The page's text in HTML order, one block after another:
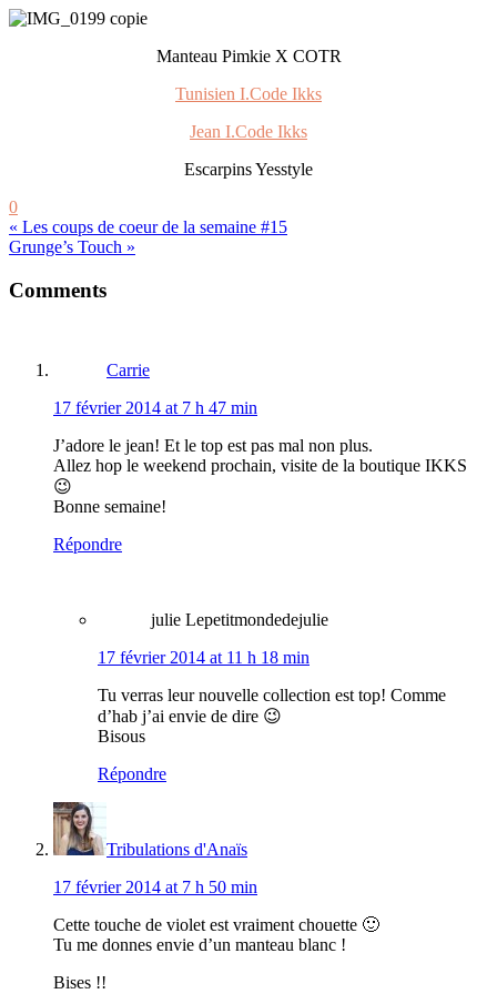
Manteau Pimkie X COTR
Tunisien I.Code Ikks
Jean I.Code Ikks
Escarpins Yesstyle
0
« Les coups de coeur de la semaine #15
Grunge’s Touch »
Interactions
Comments
Carrie
17 février 2014 at 7 h 47 min
J’adore le jean! Et le top est pas mal non plus.
Allez hop le weekend prochain, visite de la boutique IKKS
😉
Bonne semaine!
Répondre
julie Lepetitmondedejulie
17 février 2014 at 11 h 18 min
Tu verras leur nouvelle collection est top! Comme
d’hab j’ai envie de dire 😉
Bisous
Répondre
Tribulations d'Anaïs
17 février 2014 at 7 h 50 min
Cette touche de violet est vraiment chouette 🙂
Tu me donnes envie d’un manteau blanc !
Bises !!